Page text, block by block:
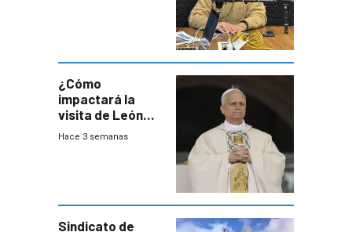
¿Cómo
impactará la
visita de León
XIV a Uruguay?
Hace 3 semanas
Sindicato de